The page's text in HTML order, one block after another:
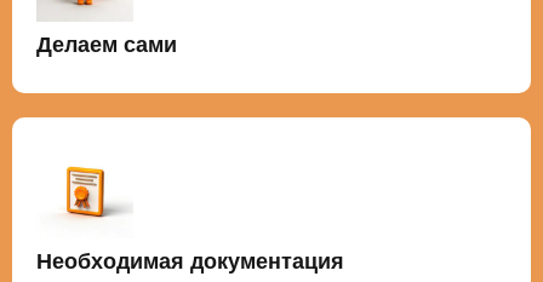
Делаем сами
Необходимая документация